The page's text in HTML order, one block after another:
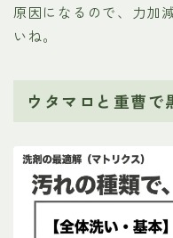
原因になるので、力加
いね。
ウタマロと重曹で